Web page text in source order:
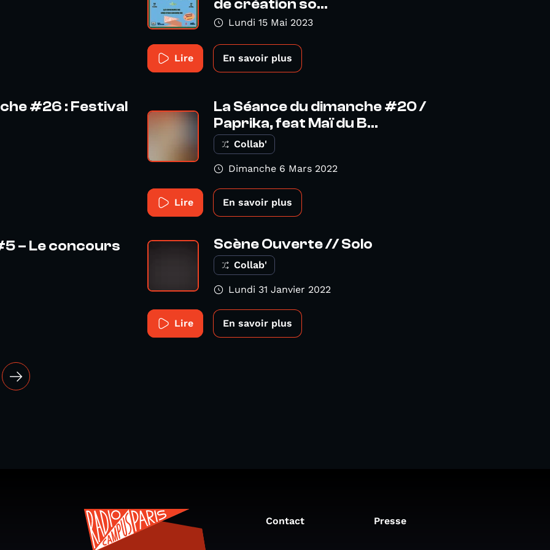
de création so...
Lundi 15 Mai 2023
Lire En savoir plus
#26 : Festival
La Séance du dimanche #20 /
Paprika, feat Maï du B...
Collab'
Dimanche 6 Mars 2022
Lire En savoir plus
– Le concours Scène Ouverte // Solo
Collab'
Lundi 31 Janvier 2022
Lire En savoir plus
Contact Presse